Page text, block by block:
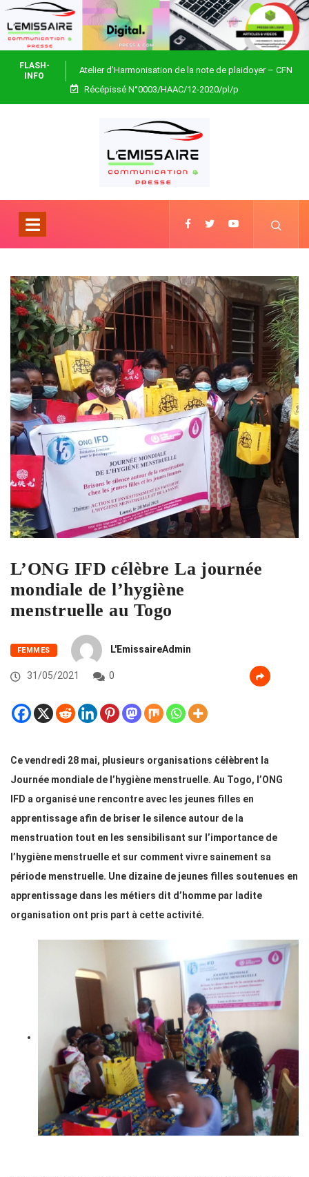
FLASH-
INFO
Atelier d’Harmonisation de la note de plaidoyer – CFN
Togo
Récépissé N°0003/HAAC/12-2020/pl/p
L’ONG IFD célèbre La journée
mondiale de l’hygiène
menstruelle au Togo
FEMMES L'EmissaireAdmin
31/05/2021 0
Ce vendredi 28 mai, plusieurs organisations célèbrent la
Journée mondiale de l’hygiène menstruelle. Au Togo, l’ONG
IFD a organisé une rencontre avec les jeunes filles en
apprentissage afin de briser le silence autour de la
menstruation tout en les sensibilisant sur l’importance de
l’hygiène menstruelle et sur comment vivre sainement sa
période menstruelle. Une dizaine de jeunes filles soutenues en
apprentissage dans les métiers dit d’homme par ladite
organisation ont pris part à cette activité.